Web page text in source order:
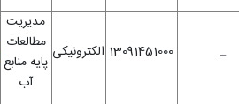
مدیریت
مطالعات
پایه منابع
آب
الکترونیکی 13091451000 _